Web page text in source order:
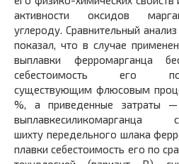
активности оксидов
углероду. Сравнительный
показал, что в случае
выплавки ферромарганца
себестоимость его
существующим флюсовым
%, а приведенные затраты
шихту передельного шлака
плавки себестоимость его по